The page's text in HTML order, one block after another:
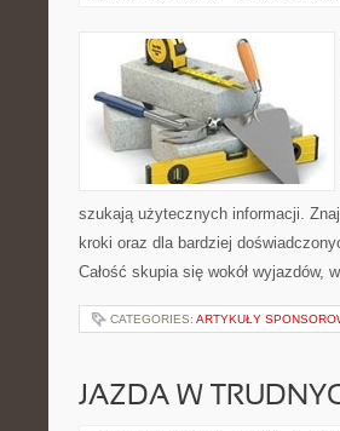
szukają użytecznych informacji.
kroki oraz dla bardziej
Całość skupia się wokół wyjazdów,
CATEGORIES: ARTYKUŁY
JAZDA W